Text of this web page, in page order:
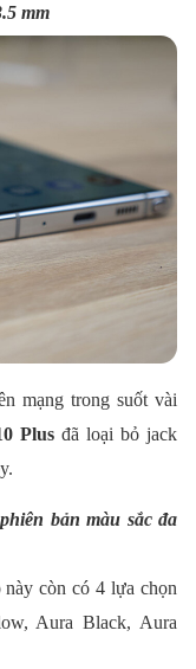
mm
mạng trong suốt vài
Plus đã loại bỏ jack
bản màu sắc đa
còn có 4 lựa chọn
Aura Black, Aura